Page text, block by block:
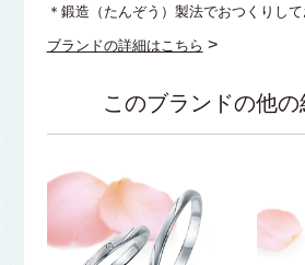
＊鍛造（たんぞう）製法でおつくりし
ブランドの詳細はこちら >
このブランドの他